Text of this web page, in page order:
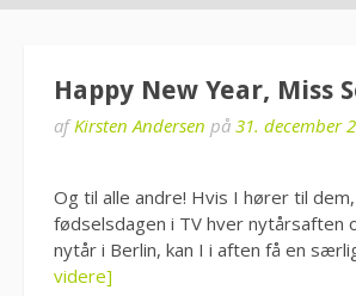
Happy New Year, Miss
afKirsten Andersen på 31. december
Og til alle andre! Hvis I hører til
fødselsdagen i TV hver nytårsaften
nytår i Berlin, kan I i aften få en
videre]